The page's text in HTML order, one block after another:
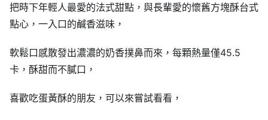
把時下年輕人最愛的法式甜點，與長輩愛的懷舊方塊酥台式
點心，一入口的鹹香滋味，
軟鬆口感散發出濃濃的奶香撲鼻而來，每顆熱量僅45.5
卡，酥甜而不膩口，
喜歡吃蛋黃酥的朋友，可以來嘗試看看，